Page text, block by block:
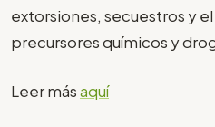
extorsiones, secuestros y
precursores químicos y
Leer másaquí